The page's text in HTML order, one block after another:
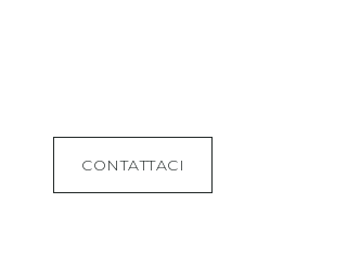
CONTATTACI